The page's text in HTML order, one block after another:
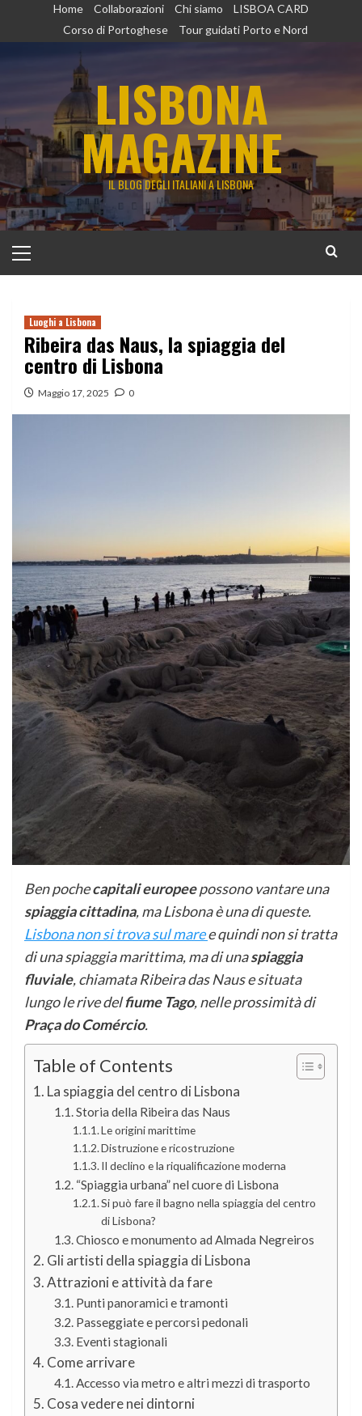
Home Collaborazioni Chi siamo
LISBOA CARD
Corso di Portoghese
Tour guidati Porto e Nord
LISBONA
MAGAZINE
IL BLOG DEGLI ITALIANI A LISBONA
principale
Luoghi a Lisbona
Ribeira das Naus, la spiaggia del
centro di Lisbona
Maggio 17, 2025 0
Ben pochecapitali europeepossono vantare una
spiaggia cittadina, ma Lisbona è una di queste.
Lisbona non si trova sul maree quindi non si tratta
di una spiaggia marittima, ma di unaspiaggia
fluviale, chiamata Ribeira das Naus e situata
lungo le rive delfiume Tago, nelle prossimità di
Praça do Comércio.
Table of Contents
La spiaggia del centro di Lisbona
Storia della Ribeira das Naus
Le origini marittime
Distruzione e ricostruzione
Il declino e la riqualificazione moderna
“Spiaggia urbana” nel cuore di Lisbona
Si può fare il bagno nella spiaggia del centro
di Lisbona?
Chiosco e monumento ad Almada Negreiros
Gli artisti della spiaggia di Lisbona
Attrazioni e attività da fare
Punti panoramici e tramonti
Passeggiate e percorsi pedonali
Eventi stagionali
Come arrivare
Accesso via metro e altri mezzi di trasporto
Cosa vedere nei dintorni